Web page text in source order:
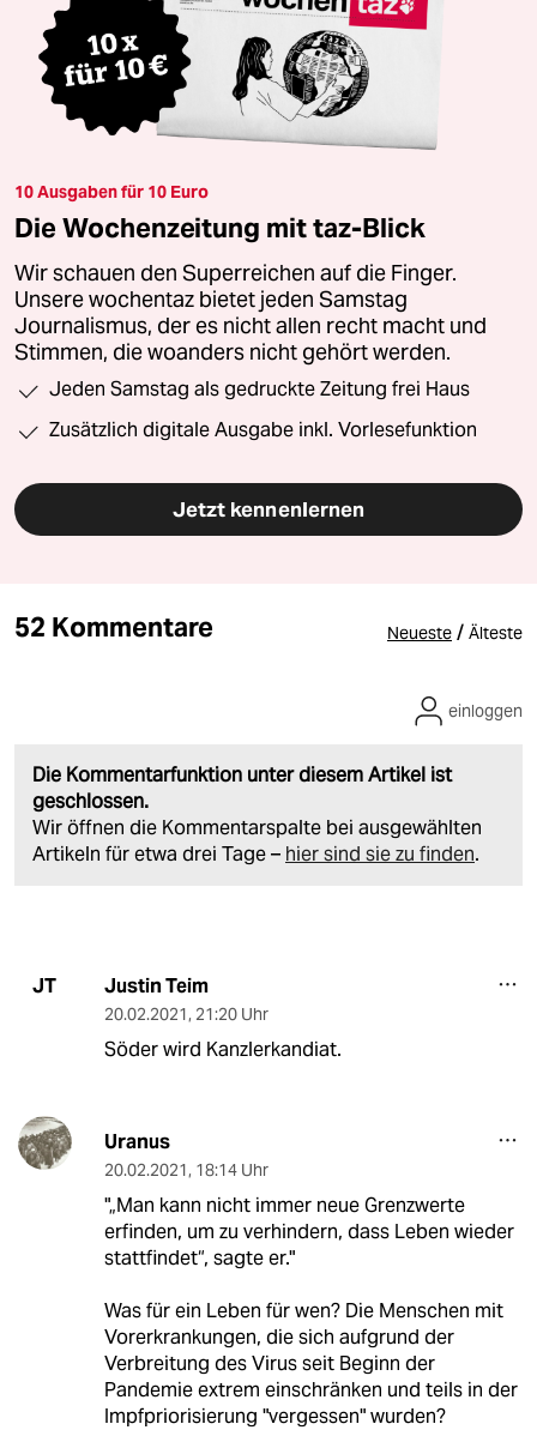
10 Ausgaben für 10 Euro
Die Wochenzeitung mit taz-Blick
Wir schauen den Superreichen auf die Finger.
Unsere wochentaz bietet jeden Samstag
Journalismus, der es nicht allen recht macht und
Stimmen, die woanders nicht gehört werden.
Jeden Samstag als gedruckte Zeitung frei Haus
Zusätzlich digitale Ausgabe inkl. Vorlesefunktion
Jetzt kennenlernen
52 Kommentare Neueste / Älteste
Die Kommentarfunktion unter diesem Artikel ist
geschlossen.
Wir öffnen die Kommentarspalte bei ausgewählten
Artikeln für etwa drei Tage – hier sind sie zu finden.
einloggen
JT Justin Teim
20.02.2021, 21:20 Uhr
Söder wird Kanzlerkandiat.
Uranus
20.02.2021, 18:14 Uhr
"„Man kann nicht immer neue Grenzwerte
erfinden, um zu verhindern, dass Leben wieder
stattfindet“, sagte er."
Was für ein Leben für wen? Die Menschen mit
Vorerkrankungen, die sich aufgrund der
Verbreitung des Virus seit Beginn der
Pandemie extrem einschränken und teils in der
Impfpriorisierung "vergessen" wurden?